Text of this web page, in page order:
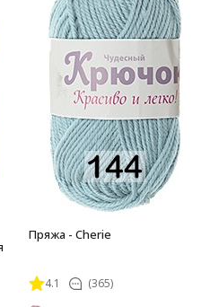
Пряжа - Cherie
4.1 (365)